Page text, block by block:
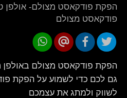
הפקת פודקאסט מצולם- אולפן
פודקאסט מצולם
הפקת פודקאסט מצולם באולפן
גם לכם כדי לשמוע על הפקת
לשווק ולמתג את עצמכם